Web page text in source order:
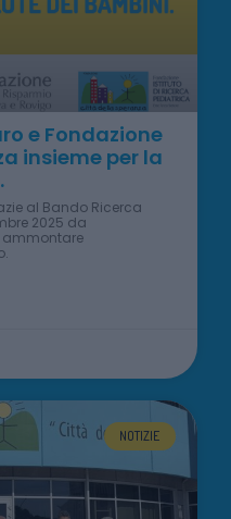
e Fondazione
insieme per la
al Bando Ricerca
2025 da
ammontare
NOTIZIE